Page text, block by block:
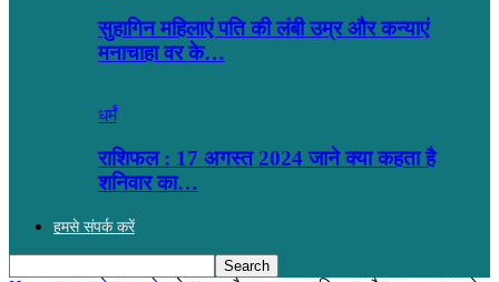
सुहागिन महिलाएं पति की लंबी उम्र और कन्याएं
मनाचाहा वर के…
धर्मं
राशिफल : 17 अगस्त 2024 जाने क्या कहता है
शनिवार का…
हमसे संपर्क करें